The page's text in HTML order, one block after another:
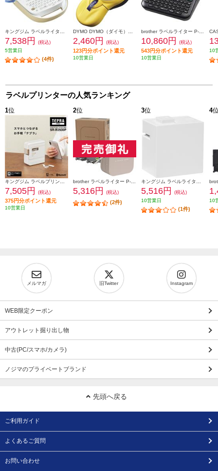
キングジム ラベルライター「テプラ」PRO ベージュ SR170
7,538円
(税込)
5営業日
(4件)
DYMO DYMO（ダイモ）【ラベルライター/テープライター/エンボスシール/キューティコン/イエロー/DM20008】 DM20008
2,460円 (税込)
123円分ポイント還元
10営業日
brother ラベルライター P-touch(ピータッチ)【3.5mm~24mm幅TZeテープ/パソコン・スマホ接続/カラー液晶】 PT-D610BT
10,860円 (税込)
543円分ポイント還元
10営業日
10
ラベルプリンターの人気ランキング
1位
キングジム ラベルプリンター「テプラ」PRO ホワイト SR-R2500P
7,505円 (税込)
375円分ポイント還元
10営業日
2位
brother ラベルライター P-TOUCH CUBE(ピータッチ キューブ) ラテ スマホ専用/3.5mm~12mm幅/TZeテープ対応 PT-P300BTLT
5,316円 (税込)
(2件)
3位
キングジム ラベルライタ－ 「テプラ」 Lite ホワイト LR30-W
5,516円
(税込)
10営業日
(1件)
4
10
メルマガ 旧Twitter Instagram
WEB限定クーポン
アウトレット掘り出し物
中古(PC/スマホ/カメラ)
ノジマのプライベートブランド
先頭へ戻る
ご利用ガイド
よくあるご質問
お問い合わせ